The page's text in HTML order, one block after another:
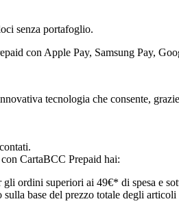
senza portafoglio.
con Apple Pay, Samsung Pay,
tecnologia che consente,
CartaBCC Prepaid hai:
gli ordini superiori ai 49€* di spesa e
base del prezzo totale degli